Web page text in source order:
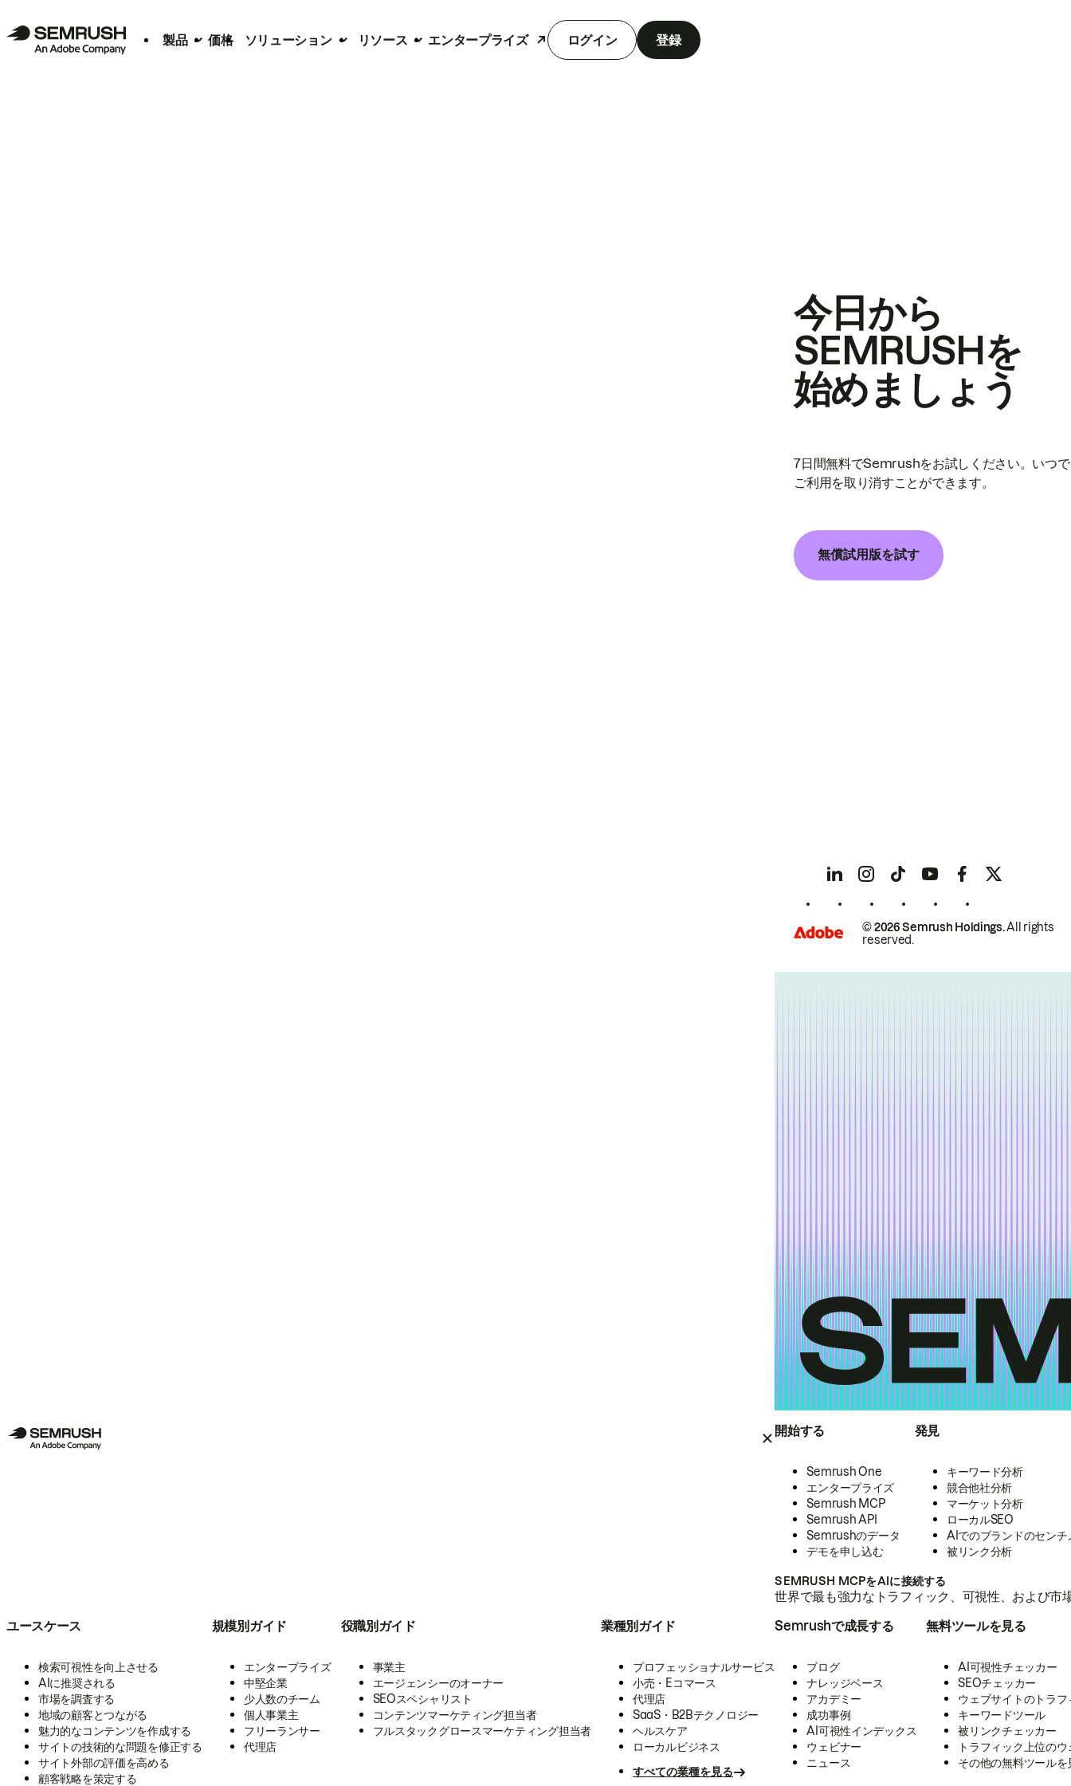
製品 価格 ソリューション リソース エンタープライズ ログイン 登録
開始する
Semrush One
エンタープライズ
Semrush MCP
Semrush API
Semrushのデータ
デモを申し込む
発見
キーワード分析
競合他社分析
マーケット分析
ローカルSEO
AIでのブランドのセンチ
被リンク分析
SEMRUSH MCPをAIに接続する
世界で最も強力なトラフィック、可視性、および
ユースケース
検索可視性を向上させる
AIに推奨される
市場を調査する
地域の顧客とつながる
魅力的なコンテンツを作成する
サイトの技術的な問題を修正する
サイト外部の評価を高める
顧客戦略を策定する
規模別ガイド
エンタープライズ
中堅企業
少人数のチーム
個人事業主
フリーランサー
代理店
役職別ガイド
事業主
エージェンシーのオーナー
SEOスペシャリスト
コンテンツマーケティング担当者
フルスタックグロースマーケティング担当者
業種別ガイド
プロフェッショナルサービス
小売・Eコマース
代理店
SaaS・B2Bテクノロジー
ヘルスケア
ローカルビジネス
すべての業種を見る
Semrushで成長する
ブログ
ナレッジベース
アカデミー
成功事例
AI可視性インデックス
ウェビナー
ニュース
無料ツールを見る
AI可視性チェッカー
SEOチェッカー
ウェブサイトのトラ
キーワードツール
被リンクチェッカー
トラフィック上位の
その他の無料ツールを
今日から
SEMRUSHを
始めましょう
7日間無料でSemrushをお試しください。いつ
ご利用を取り消すことができます。
無償試用版を試す
© 2026 Semrush Holdings.All rights
reserved.